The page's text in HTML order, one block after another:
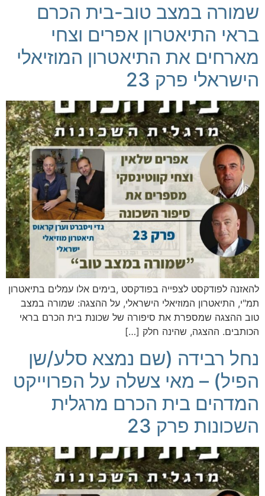
שמורה במצב טוב-בית הכרם
בראי התיאטרון אפרים וצחי
מארחים את התיאטרון המוזיאלי
הישראלי פרק 23
להאזנה לפודקסט לצפייה בפודקסט ,בימים אלו עמלים בתיאטרון
תמ"י, התיאטרון המוזיאלי הישראלי, על ההצגה: שמורה במצב
טוב ההצגה שמספרת את סיפורה של שכונת בית הכרם בראי
הכותבים. ההצגה, שהינה חלק […]
נחל רבידה (שם נמצא סלע/שן
הפיל) – מאי צשלה על הפרוייקט
המדהים בית הכרם מרגלית
השכונות פרק 23